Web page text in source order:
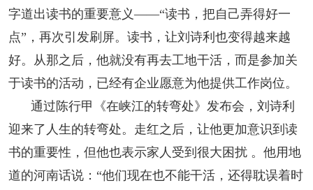
字道出读书的重要意义——“读书，把自己弄得好一
点”，再次引发刷屏。读书，让刘诗利也变得越来越
好。从那之后，他就没有再去工地干活，而是参加关
于读书的活动，已经有企业愿意为他提供工作岗位。
通过陈行甲《在峡江的转弯处》发布会，刘诗利
迎来了人生的转弯处。走红之后，让他更加意识到读
书的重要性，但他也表示家人受到很大困扰 。他用地
道的河南话说：“他们现在也不能干活，还得耽误着时